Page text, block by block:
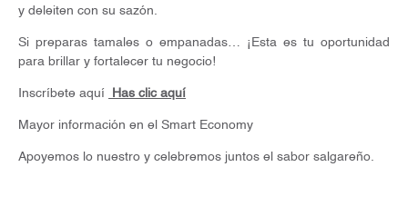
y deleiten con su sazón.
Si preparas tamales o empanadas… ¡Esta es tu oportunidad
para brillar y fortalecer tu negocio!
Inscríbete aquí Has clic aquí
Mayor información en el Smart Economy
Apoyemos lo nuestro y celebremos juntos el sabor salgareño.